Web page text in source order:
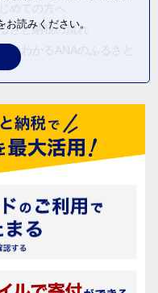
さと納税の流れ
画でわかるANAのふるさと
税
お読みください。